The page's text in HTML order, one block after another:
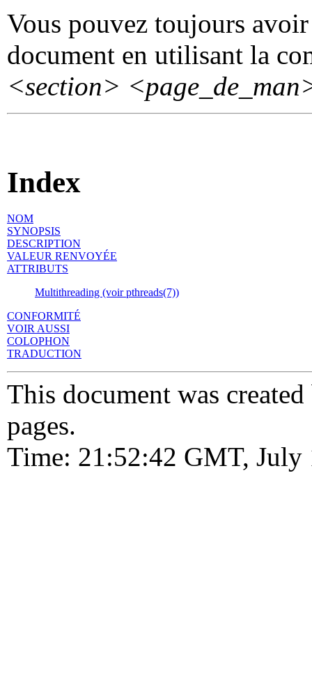
Vous pouvez toujours
document en utilisant la
<section>
Index
NOM
SYNOPSIS
DESCRIPTION
VALEUR RENVOYÉE
ATTRIBUTS
Multithreading (voir pthreads(7))
CONFORMITÉ
VOIR AUSSI
COLOPHON
TRADUCTION
This document was
pages.
Time: 21:52:42 GMT, July